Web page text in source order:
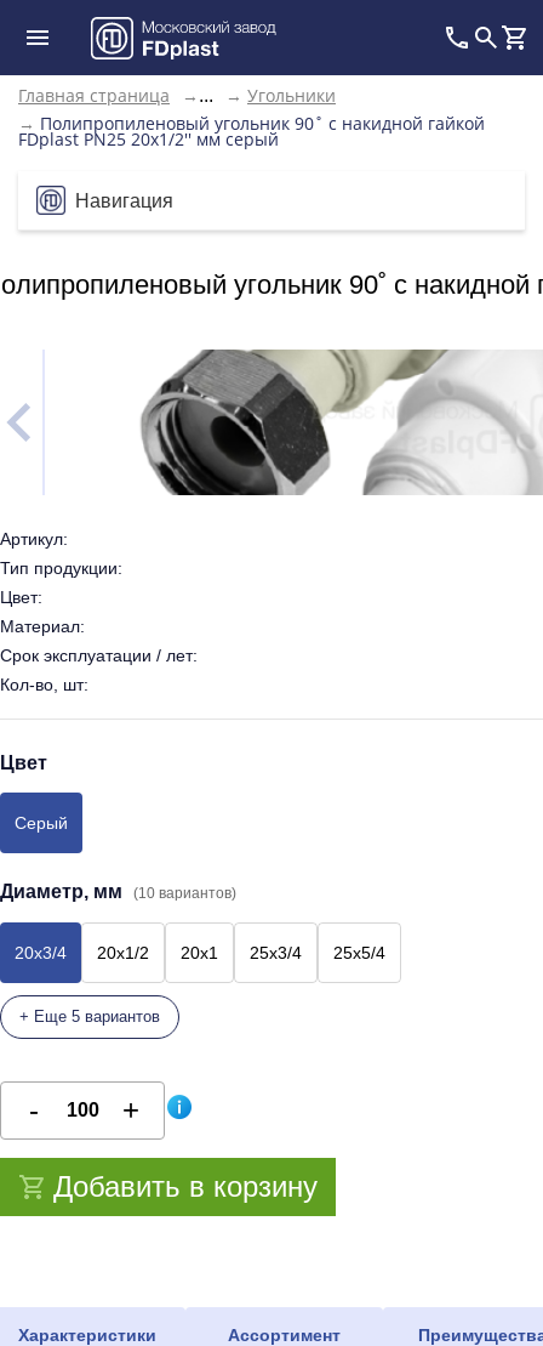
Главная страница → ... → Угольники
→ Полипропиленовый угольник 90˚ с накидной гайкой
FDplast PN25 20х1/2'' мм серый
Навигация
угольник 90˚ с
Артикул:
Тип продукции:
Цвет:
Материал:
Срок эксплуатации / лет:
Кол-во, шт:
Цвет
Серый
Диаметр, мм (10 вариантов)
20х3/4 20х1/2 20х1 25х3/4 25х5/4
+ Еще 5 вариантов
Добавить в корзину
Характеристики Ассортимент